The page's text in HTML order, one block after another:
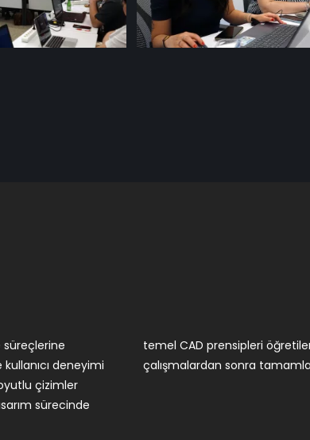
süreçlerine
deneyimi
çizimler
sürecinde
Gün, bu
çalışmalardan sonra